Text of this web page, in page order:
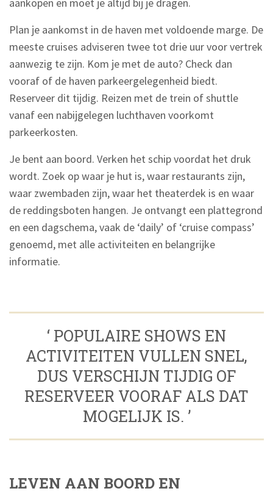
Plan je aankomst in de haven met voldoende marge. De
meeste cruises adviseren twee tot drie uur voor vertrek
aanwezig te zijn. Kom je met de auto? Check dan
vooraf of de haven parkeergelegenheid biedt.
Reserveer dit tijdig. Reizen met de trein of shuttle
vanaf een nabijgelegen luchthaven voorkomt
parkeerkosten.
Je bent aan boord. Verken het schip voordat het druk
wordt. Zoek op waar je hut is, waar restaurants zijn,
waar zwembaden zijn, waar het theaterdek is en waar
de reddingsboten hangen. Je ontvangt een plattegrond
en een dagschema, vaak de ‘daily’ of ‘cruise compass’
genoemd, met alle activiteiten en belangrijke
informatie.
‘ POPULAIRE SHOWS EN
ACTIVITEITEN VULLEN SNEL,
DUS VERSCHIJN TIJDIG OF
RESERVEER VOORAF ALS DAT
MOGELIJK IS. ’
LEVEN AAN BOORD EN